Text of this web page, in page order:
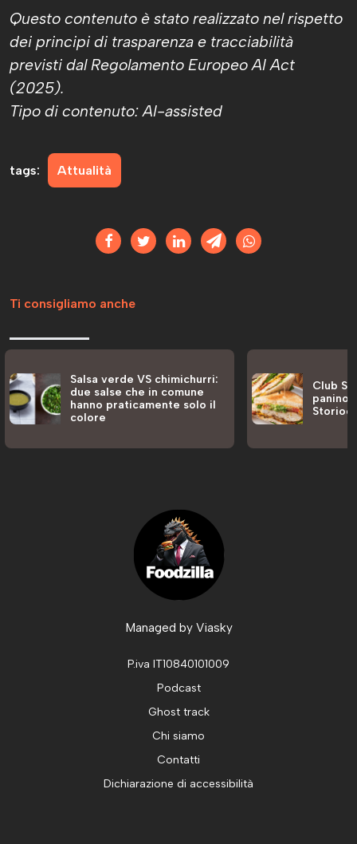
Questo contenuto è stato realizzato nel rispetto
dei principi di trasparenza e tracciabilità
previsti dal Regolamento Europeo AI Act
(2025).
Tipo di contenuto: AI-assisted
tags: Attualità
Ti consigliamo anche
Salsa verde VS chimichurri:
due salse che in comune
hanno praticamente solo il
colore
Club
panino
Managed by Viasky
P.iva IT10840101009
Podcast
Ghost track
Chi siamo
Contatti
Dichiarazione di accessibilità